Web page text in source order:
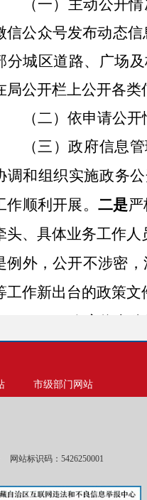
（一）主动公开情
信公众号发布动态信
分城区道路、广场
局公开栏上公开各类
（二）依申请公开
（三）政府信息管
调和组织实施政务公
作顺利开展。 二是
头、具体业务工作人
例外，公开不涉密
工作新出台的政策文
功能，受理咨询诉
开工作的监督检查
公开工作情况及门
市级部门网站
网站标识码：5426250001